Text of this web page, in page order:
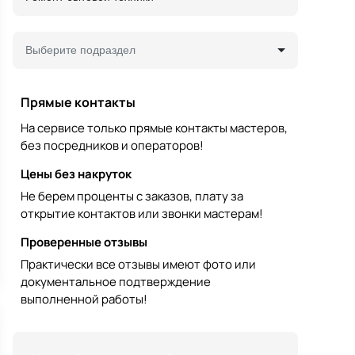
Выберите подраздел
Прямые контакты
На сервисе только прямые контакты мастеров,
без посредников и операторов!
Цены без накруток
Не берем проценты с заказов, плату за
открытие контактов или звонки мастерам!
Проверенные отзывы
Практически все отзывы имеют фото или
документальное подтверждение
выполненной работы!